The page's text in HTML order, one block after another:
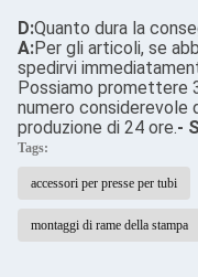
D:Quanto dura la
A:Per gli articoli, se
spedirvi
Possiamo promettere
numero
produzione di 24 ore.-
Tags:
accessori per presse per tubi
montaggi di rame della stampa